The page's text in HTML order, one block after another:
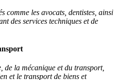
comme les avocats, dentistes, ainsi
des services techniques et de
de la mécanique et du transport,
et le transport de biens et